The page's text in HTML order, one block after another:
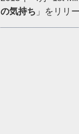
の気持ち 」をリリ